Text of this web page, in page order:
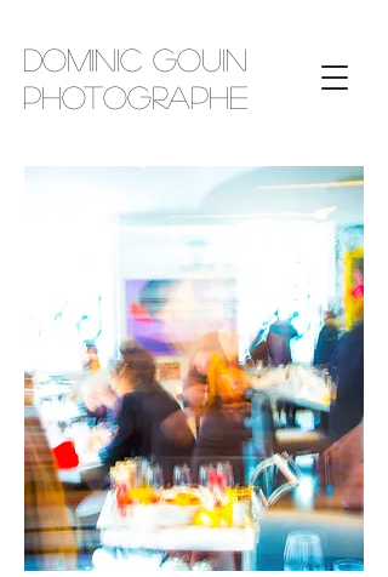
Dominic Gouin
photographe